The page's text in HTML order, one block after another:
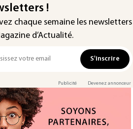
!
chaque semaine les newsletters
d’Actualité.
S'inscrire
Publicité Devenez annonceur